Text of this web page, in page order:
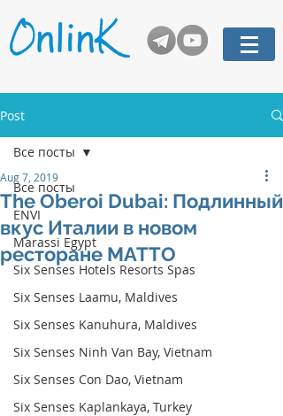
Post
Все посты
ENVI
Marassi Egypt
Six Senses Hotels Resorts Spas
Six Senses Laamu, Maldives
Six Senses Kanuhura, Maldives
Six Senses Ninh Van Bay, Vietnam
Six Senses Con Dao, Vietnam
Six Senses Kaplankaya, Turkey
Все посты
The Oberoi Dubai: Подлинный
вкус Италии в новом
ресторане MATTO
Aug 7, 2019